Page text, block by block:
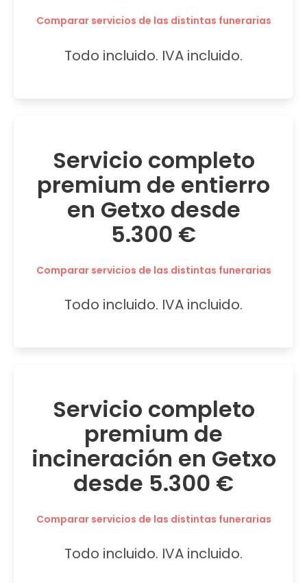
Comparar servicios de las distintas funerarias
Todo incluido. IVA incluido.
Servicio completo
premium de entierro
en Getxo desde
5.300 €
Comparar servicios de las distintas funerarias
Todo incluido. IVA incluido.
Servicio completo
premium de
incineración en Getxo
desde 5.300 €
Comparar servicios de las distintas funerarias
Todo incluido. IVA incluido.